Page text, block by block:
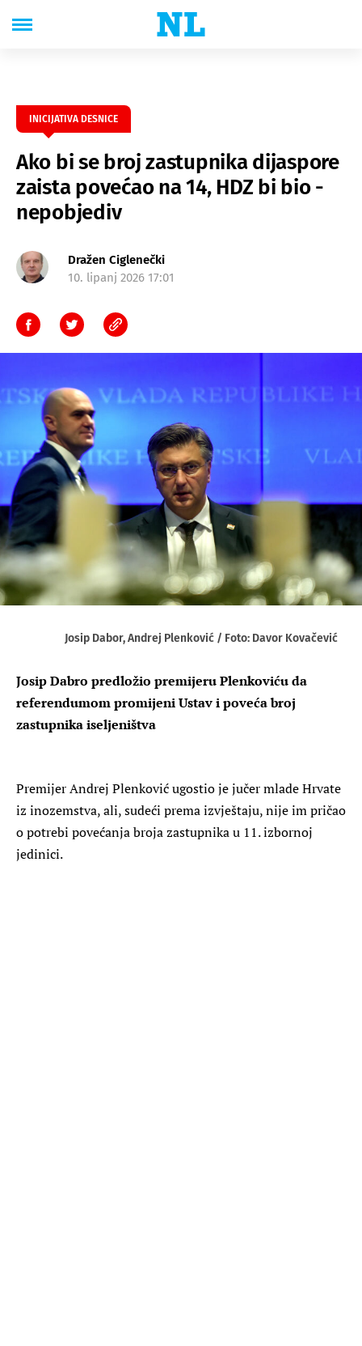
INICIJATIVA DESNICE
Ako bi se broj zastupnika dijaspore
zaista povećao na 14, HDZ bi bio -
nepobjediv
Dražen Ciglenečki
10. lipanj 2026 17:01
Josip Dabor, Andrej Plenković / Foto: Davor Kovačević
Josip Dabro predložio premijeru Plenkoviću da
referendumom promijeni Ustav i poveća broj
zastupnika iseljeništva
Premijer Andrej Plenković ugostio je jučer mlade Hrvate
iz inozemstva, ali, sudeći prema izvještaju, nije im pričao
o potrebi povećanja broja zastupnika u 11. izbornoj
jedinici.